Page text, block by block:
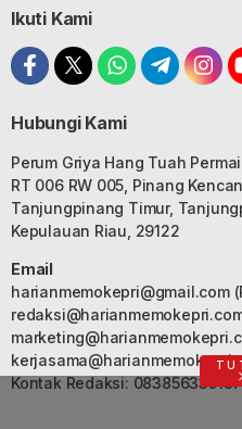
Ikuti Kami
Hubungi Kami
Perum Griya Hang Tuah
RT 006 RW 005, Pinang
Tanjungpinang Timur,
Kepulauan Riau, 29122
Email
harianmemokepri@gmail.com
Kontak Redaksi: